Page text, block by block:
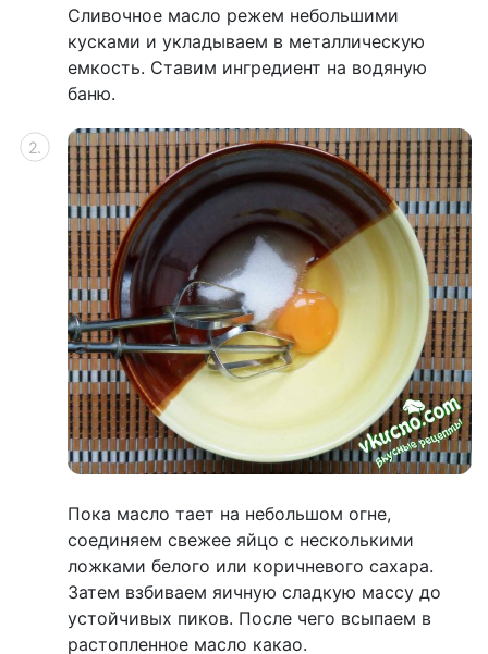
Сливочное масло режем небольшими
кусками и укладываем в металлическую
емкость. Ставим ингредиент на водяную
баню.
Пока масло тает на небольшом огне,
соединяем свежее яйцо с несколькими
ложками белого или коричневого сахара.
Затем взбиваем яичную сладкую массу до
устойчивых пиков. После чего всыпаем в
растопленное масло какао.